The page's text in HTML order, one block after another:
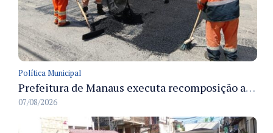
Política Municipal
Prefeitura de Manaus executa recomposição asfáltica na rua Anhandui e retoma serviços no bairro Flores
07/08/2026